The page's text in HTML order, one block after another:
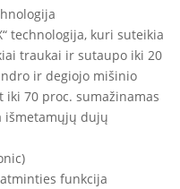
technologija, kuri suteikia
traukai ir sutaupo iki 20
ir degiojo mišinio
70 proc. sumažinamas
išmetamųjų dujų
funkcija